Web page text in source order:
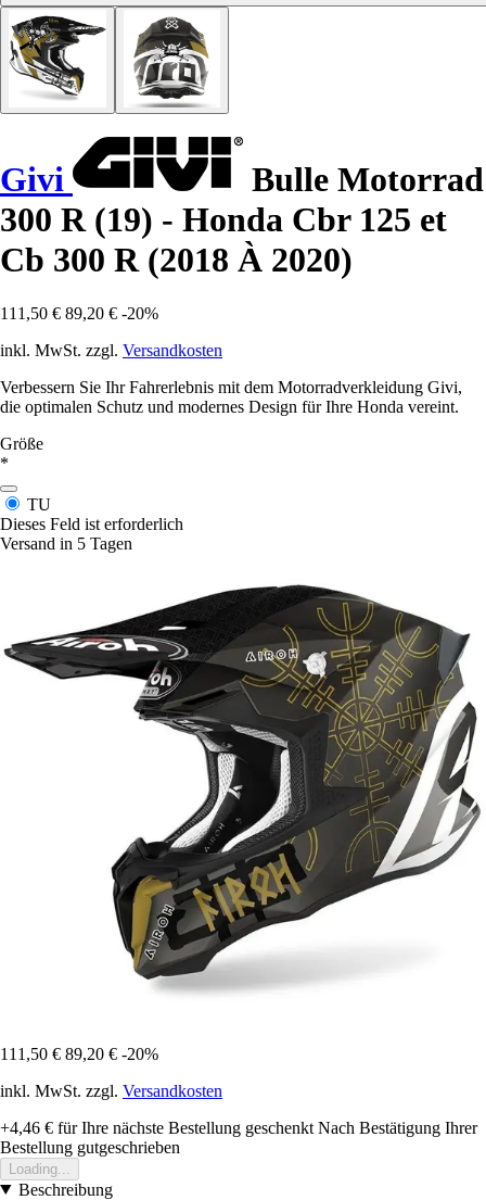
Givi
Bulle Motorrad
300 R (19) - Honda Cbr 125 et
Cb 300 R (2018 À 2020)
111,50 € 89,20 € -20%
inkl. MwSt. zzgl. Versandkosten
Verbessern Sie Ihr Fahrerlebnis mit dem Motorradverkleidung Givi,
die optimalen Schutz und modernes Design für Ihre Honda vereint.
Größe
*
TU
Dieses Feld ist erforderlich
Versand in 5 Tagen
111,50 € 89,20 € -20%
inkl. MwSt. zzgl. Versandkosten
+4,46 € für Ihre nächste Bestellung geschenkt Nach Bestätigung Ihrer
Bestellung gutgeschrieben
Loading...
Beschreibung